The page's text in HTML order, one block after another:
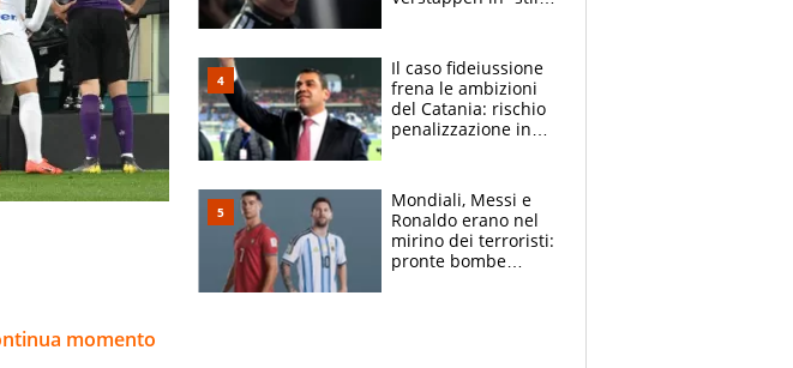
momento
attacco all’Italia
Il caso fideiussione
frena le ambizioni
del Catania: rischio
penalizzazione in
Mondiali, Messi e
Ronaldo erano nel
mirino dei terroristi:
pronte bombe